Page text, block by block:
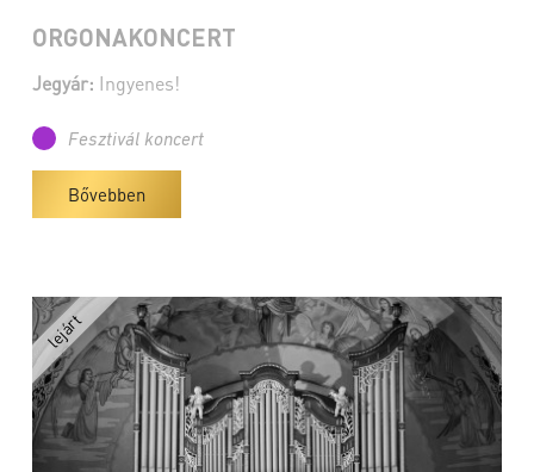
ORGONAKONCERT
Jegyár: Ingyenes!
Fesztivál koncert
Bővebben